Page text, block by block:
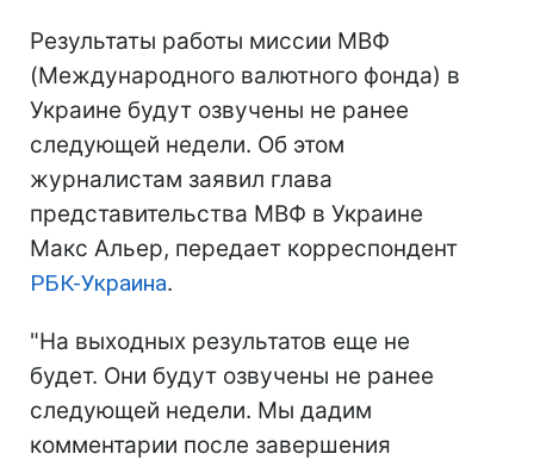
Результаты работы миссии МВФ
(Международного валютного фонда) в
Украине будут озвучены не ранее
следующей недели. Об этом
журналистам заявил глава
представительства МВФ в Украине
Макс Альер, передает корреспондент
РБК-Украина.
"На выходных результатов еще не
будет. Они будут озвучены не ранее
следующей недели. Мы дадим
комментарии после завершения